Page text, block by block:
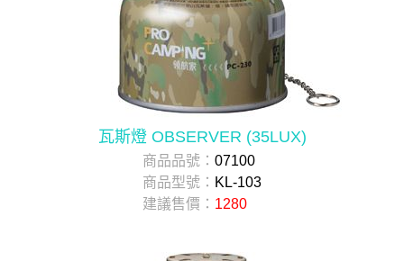
瓦斯燈 OBSERVER (35LUX)
商品品號： 07100
商品型號： KL-103
建議售價： 1280